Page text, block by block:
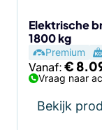
Elektrische
1800 kg
Premium
Vanaf:€
Vraag naar
Bekijk
de
productpagina